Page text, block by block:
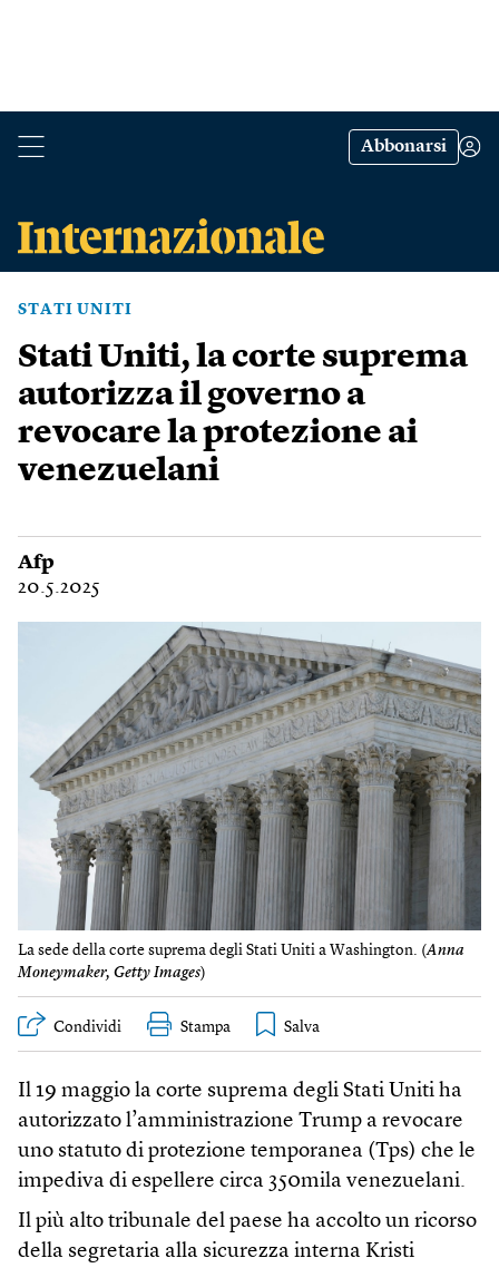
Abbonarsi
STATI UNITI
Stati Uniti, la corte suprema
autorizza il governo a
revocare la protezione ai
venezuelani
Afp
20.5.2025
La sede della corte suprema degli Stati Uniti a Washington. (Anna
Moneymaker, Getty Images)
Condividi Stampa
Il 19 maggio la corte suprema degli Stati Uniti ha
autorizzato l’amministrazione Trump a revocare
uno statuto di protezione temporanea (Tps) che le
impediva di espellere circa 350mila venezuelani.
Il più alto tribunale del paese ha accolto un ricorso
della segretaria alla sicurezza interna Kristi